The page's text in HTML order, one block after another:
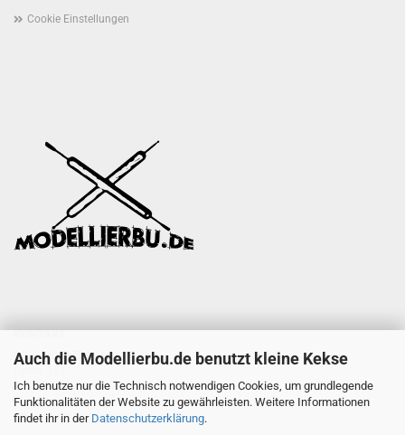
Auch die Modellierbu.de benutzt kleine Kekse
Ich benutze nur die Technisch notwendigen Cookies, um grundlegende
Funktionalitäten der Website zu gewährleisten. Weitere Informationen
findet ihr in der Datenschutzerklärung.
Cookie Einstellungen
KONTAKT
Oliver Hans Tielmann
47057 Duisburg
Tel.: +49 (0) 203 60828088